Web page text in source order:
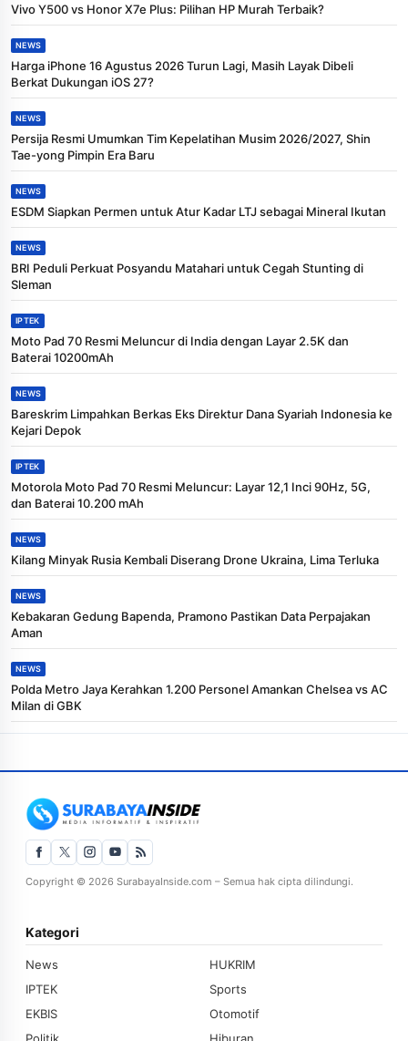
Vivo Y500 vs Honor X7e Plus: Pilihan HP Murah Terbaik?
NEWS
Harga iPhone 16 Agustus 2026 Turun Lagi, Masih Layak Dibeli
Berkat Dukungan iOS 27?
NEWS
Persija Resmi Umumkan Tim Kepelatihan Musim 2026/2027, Shin
Tae-yong Pimpin Era Baru
NEWS
ESDM Siapkan Permen untuk Atur Kadar LTJ sebagai Mineral Ikutan
NEWS
BRI Peduli Perkuat Posyandu Matahari untuk Cegah Stunting di
Sleman
IPTEK
Moto Pad 70 Resmi Meluncur di India dengan Layar 2.5K dan
Baterai 10200mAh
NEWS
Bareskrim Limpahkan Berkas Eks Direktur Dana Syariah Indonesia ke
Kejari Depok
IPTEK
Motorola Moto Pad 70 Resmi Meluncur: Layar 12,1 Inci 90Hz, 5G,
dan Baterai 10.200 mAh
NEWS
Kilang Minyak Rusia Kembali Diserang Drone Ukraina, Lima Terluka
NEWS
Kebakaran Gedung Bapenda, Pramono Pastikan Data Perpajakan
Aman
NEWS
Polda Metro Jaya Kerahkan 1.200 Personel Amankan Chelsea vs AC
Milan di GBK
Copyright © 2026 SurabayaInside.com – Semua hak cipta dilindungi.
Kategori
News
HUKRIM
IPTEK
Sports
EKBIS
Otomotif
Politik
Hiburan